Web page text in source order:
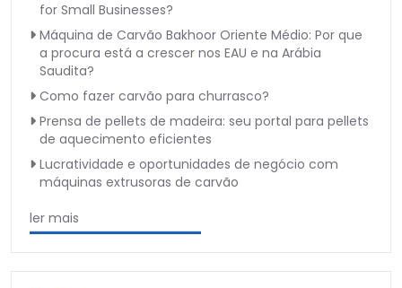
for Small Businesses?
Máquina de Carvão Bakhoor Oriente Médio: Por que
a procura está a crescer nos EAU e na Arábia
Saudita?
Como fazer carvão para churrasco?
Prensa de pellets de madeira: seu portal para pellets
de aquecimento eficientes
Lucratividade e oportunidades de negócio com
máquinas extrusoras de carvão
ler mais